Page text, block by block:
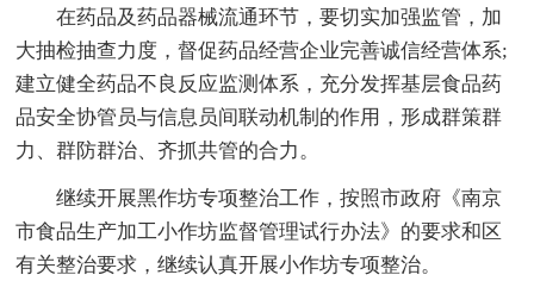
在药品及药品器械流通环节，要切实加强监管，加
大抽检抽查力度，督促药品经营企业完善诚信经营体系;
建立健全药品不良反应监测体系，充分发挥基层食品药
品安全协管员与信息员间联动机制的作用，形成群策群
力、群防群治、齐抓共管的合力。
继续开展黑作坊专项整治工作，按照市政府《南京
市食品生产加工小作坊监督管理试行办法》的要求和区
有关整治要求，继续认真开展小作坊专项整治。